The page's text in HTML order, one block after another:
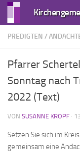
Zum Inhalt
PREDIGTEN /
Pfarrer
Sonntag nach
2022 (Text)
VON SUSANNE KROPF ·
Setzen Sie sich im
gemeinsam eine